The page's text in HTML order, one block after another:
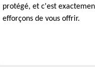
protégé, et c'est
efforçons de vous offrir.